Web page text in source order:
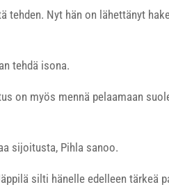
Nyt hän on lähettänyt
tehdä isona.
on myös mennä pelaamaan
sijoitusta, Pihla sanoo.
silti hänelle edelleen tärkeä